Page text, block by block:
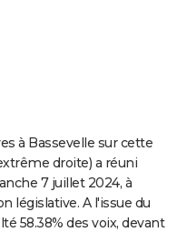
à Bassevelle sur cette
droite) a réuni
7 juillet 2024, à
législative. A l'issue du
58.38% des voix, devant